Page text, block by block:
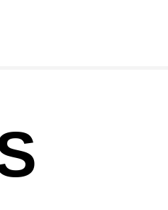
3 Branches Inox T26S/35
bateau